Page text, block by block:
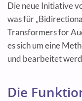
Die neue Initiative
was für
Transformers for
es sich um eine
und bearbeitet
Die